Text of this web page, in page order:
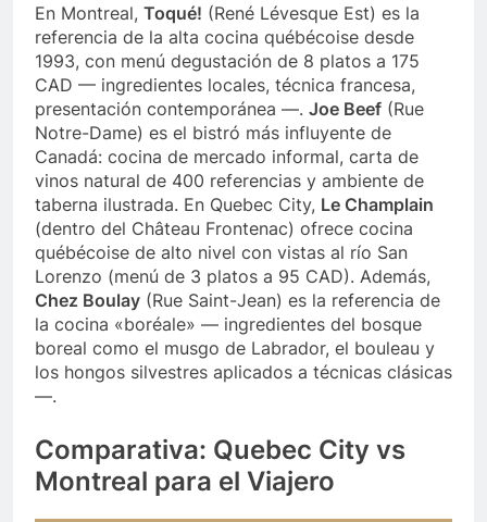
En Montreal, Toqué! (René Lévesque Est) es la
referencia de la alta cocina québécoise desde
1993, con menú degustación de 8 platos a 175
CAD — ingredientes locales, técnica francesa,
presentación contemporánea —. Joe Beef (Rue
Notre-Dame) es el bistró más influyente de
Canadá: cocina de mercado informal, carta de
vinos natural de 400 referencias y ambiente de
taberna ilustrada. En Quebec City, Le Champlain
(dentro del Château Frontenac) ofrece cocina
québécoise de alto nivel con vistas al río San
Lorenzo (menú de 3 platos a 95 CAD). Además,
Chez Boulay (Rue Saint-Jean) es la referencia de
la cocina «boréale» — ingredientes del bosque
boreal como el musgo de Labrador, el bouleau y
los hongos silvestres aplicados a técnicas clásicas
—.
Comparativa: Quebec City vs
Montreal para el Viajero